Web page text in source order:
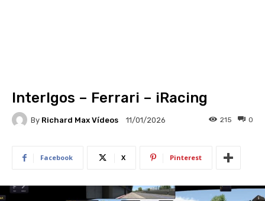
Interlgos – Ferrari – iRacing
By Richard Max Vídeos 11/01/2026 0
215
Facebook X Pinterest